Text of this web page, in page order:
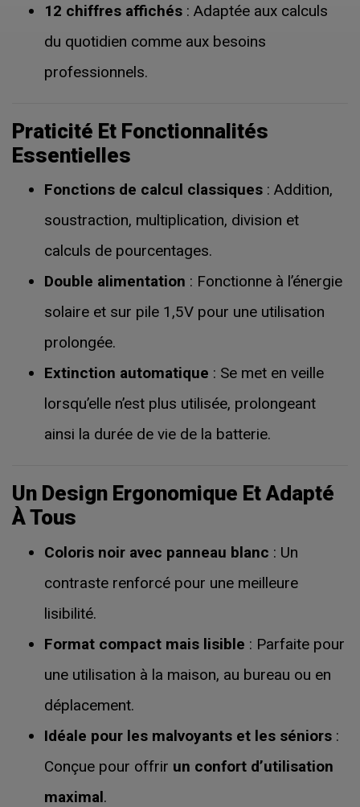
12 chiffres affichés : Adaptée aux calculs
du quotidien comme aux besoins
professionnels.
Praticité Et Fonctionnalités
Essentielles
Fonctions de calcul classiques : Addition,
soustraction, multiplication, division et
calculs de pourcentages.
Double alimentation : Fonctionne à l’énergie
solaire et sur pile 1,5V pour une utilisation
prolongée.
Extinction automatique : Se met en veille
lorsqu’elle n’est plus utilisée, prolongeant
ainsi la durée de vie de la batterie.
Un Design Ergonomique Et Adapté
À Tous
Coloris noir avec panneau blanc : Un
contraste renforcé pour une meilleure
lisibilité.
Format compact mais lisible : Parfaite pour
une utilisation à la maison, au bureau ou en
déplacement.
Idéale pour les malvoyants et les séniors :
Conçue pour offrir un confort d’utilisation
maximal.